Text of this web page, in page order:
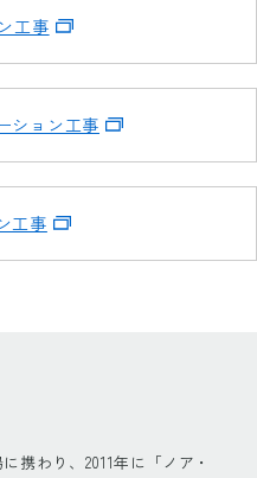
工事
ション工事
工事
携わり、2011年に「ノア・